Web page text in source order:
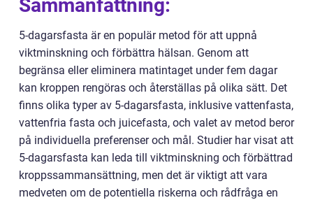
Sammanfattning:
5-dagarsfasta är en populär metod för att uppnå
viktminskning och förbättra hälsan. Genom att
begränsa eller eliminera matintaget under fem dagar
kan kroppen rengöras och återställas på olika sätt. Det
finns olika typer av 5-dagarsfasta, inklusive vattenfasta,
vattenfria fasta och juicefasta, och valet av metod beror
på individuella preferenser och mål. Studier har visat att
5-dagarsfasta kan leda till viktminskning och förbättrad
kroppssammansättning, men det är viktigt att vara
medveten om de potentiella riskerna och rådfråga en